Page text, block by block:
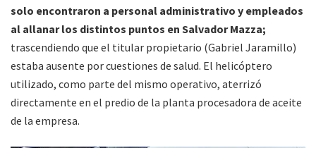
solo encontraron a personal administrativo y empleados
al allanar los distintos puntos en Salvador Mazza;
trascendiendo que el titular propietario (Gabriel Jaramillo)
estaba ausente por cuestiones de salud. El helicóptero
utilizado, como parte del mismo operativo, aterrizó
directamente en el predio de la planta procesadora de aceite
de la empresa.